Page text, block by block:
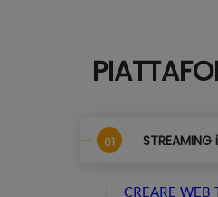
CREARE WEB